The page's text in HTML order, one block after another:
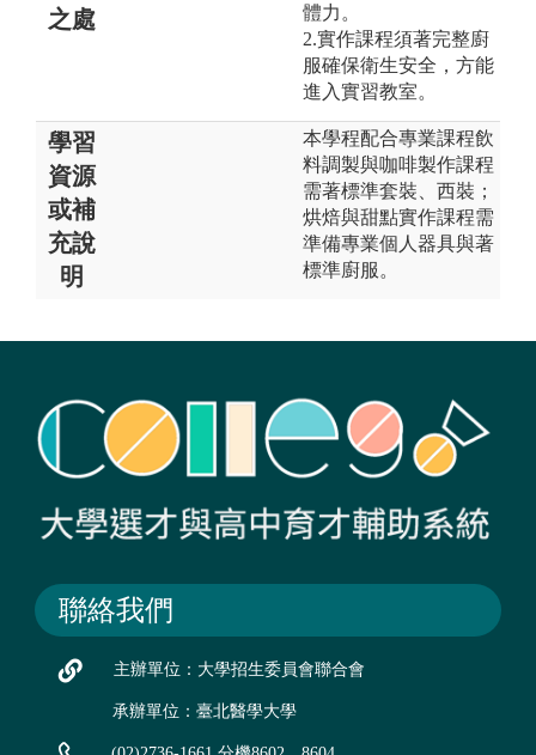
之處
體力。
2.實作課程須著完整廚
服確保衛生安全，方能
進入實習教室。
學習
資源
或補
充說
明
本學程配合專業課程飲
料調製與咖啡製作課程
需著標準套裝、西裝；
烘焙與甜點實作課程需
準備專業個人器具與著
標準廚服。
聯絡我們
主辦單位：大學招生委員會聯合會
承辦單位：臺北醫學大學